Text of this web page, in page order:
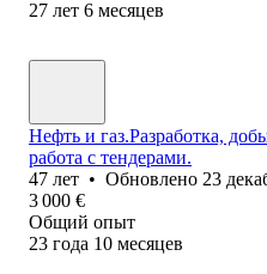
27 лет 6 месяцев
Нефть и газ.Разработка,
работа с тендерами.
47 лет • Обновлено 23
3 000 €
Общий опыт
23 года 10 месяцев